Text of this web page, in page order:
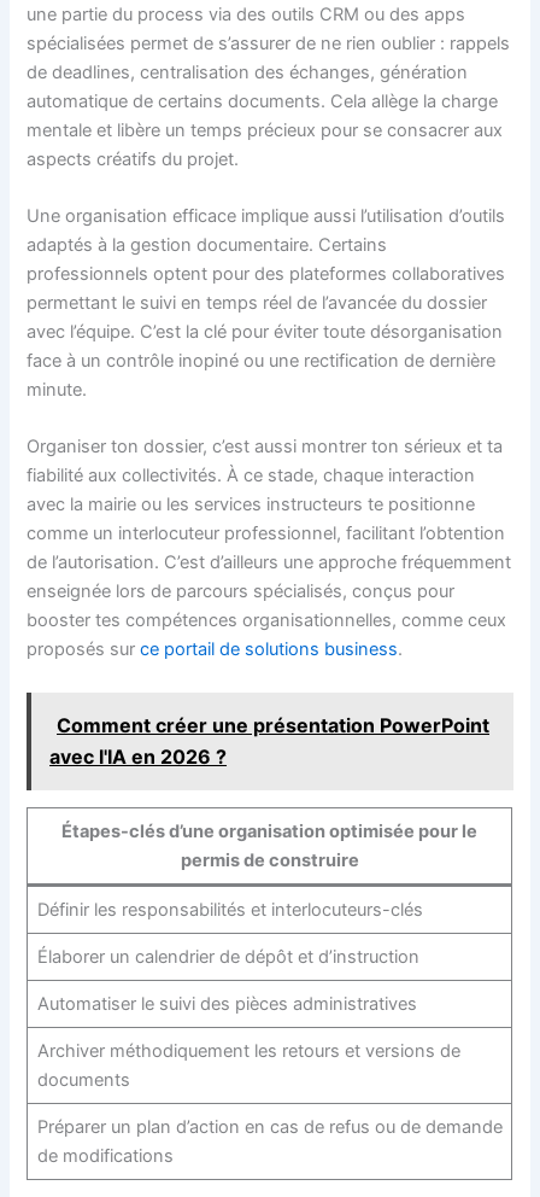
une partie du process via des outils CRM ou des apps
spécialisées permet de s’assurer de ne rien oublier : rappels
de deadlines, centralisation des échanges, génération
automatique de certains documents. Cela allège la charge
mentale et libère un temps précieux pour se consacrer aux
aspects créatifs du projet.
Une organisation efficace implique aussi l’utilisation d’outils
adaptés à la gestion documentaire. Certains
professionnels optent pour des plateformes collaboratives
permettant le suivi en temps réel de l’avancée du dossier
avec l’équipe. C’est la clé pour éviter toute désorganisation
face à un contrôle inopiné ou une rectification de dernière
minute.
Organiser ton dossier, c’est aussi montrer ton sérieux et ta
fiabilité aux collectivités. À ce stade, chaque interaction
avec la mairie ou les services instructeurs te positionne
comme un interlocuteur professionnel, facilitant l’obtention
de l’autorisation. C’est d’ailleurs une approche fréquemment
enseignée lors de parcours spécialisés, conçus pour
booster tes compétences organisationnelles, comme ceux
proposés surce portail de solutions business.
Comment créer une présentation PowerPoint
avec l'IA en 2026 ?
Étapes-clés d’une organisation optimisée pour le
permis de construire
Définir les responsabilités et interlocuteurs-clés
Élaborer un calendrier de dépôt et d’instruction
Automatiser le suivi des pièces administratives
Archiver méthodiquement les retours et versions de
documents
Préparer un plan d’action en cas de refus ou de demande
de modifications